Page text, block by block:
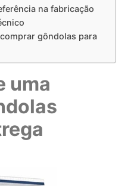
na fabricação
gôndolas para
uma